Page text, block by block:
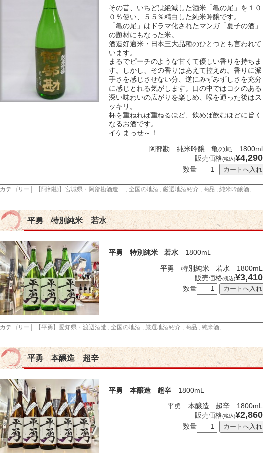
その昔、いちどは絶滅した酒米「亀の尾」を１０
０％使い、５５％精白した純米吟醸です。
「亀の尾」はドラマ化されたマンガ「夏子の酒」
の題材にもなった米。
酒造好適米・日本三大品種のひとつとも言われて
います。
まるでピーチのような甘くて優しい香りを持ちま
す。しかし、その香りはあえて控えめ。香りに派
手さを感じさせない分、逆にみずみずしさを充分
に感じとれる気がします。口の中ではコクのある
深い味わいの広がりを楽しめ、喉を通った後はス
ッキリ。
杯を重ねれば重ねるほど、飲めば飲むほどに旨く
なるお酒です。
イケまっせ～！
阿部勘 純米吟醸 亀の尾 1800ml
販売価格(税込)¥4,290
数量
カテゴリー│ 【阿部勘】宮城県・阿部勘酒造 , 全国の地酒 , 厳選地酒紹介 , 商品 , 純米吟醸酒,
平勇 特別純米 若水
平勇 特別純米 若水 1800mL
平勇 特別純米 若水 1800mL
販売価格(税込)¥3,410
数量
カテゴリー│ 【平勇】愛知県・渡辺酒造 , 全国の地酒 , 厳選地酒紹介 , 商品 , 純米酒,
平勇 本醸造 超辛
平勇 本醸造 超辛 1800mL
平勇 本醸造 超辛 1800mL
販売価格(税込)¥2,860
数量
黒糖、泡盛、その他
スパークリング・シャンパン
和食
すし
居酒屋・焼鳥
うなぎ
そば
焼肉
洋食・串あげ
中華・ラーメン
ダイニングバー・イタリアン・バー
スナック・ラウンジ・クラブ
喫茶・スイート・たこやき